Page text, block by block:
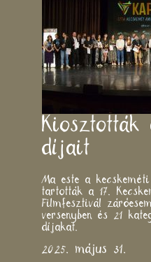
Kiosztották
díjait
Ma este a
tartották a 17.
Filmfesztivál
versenyben és 21
díjakat.
2025. május 31.